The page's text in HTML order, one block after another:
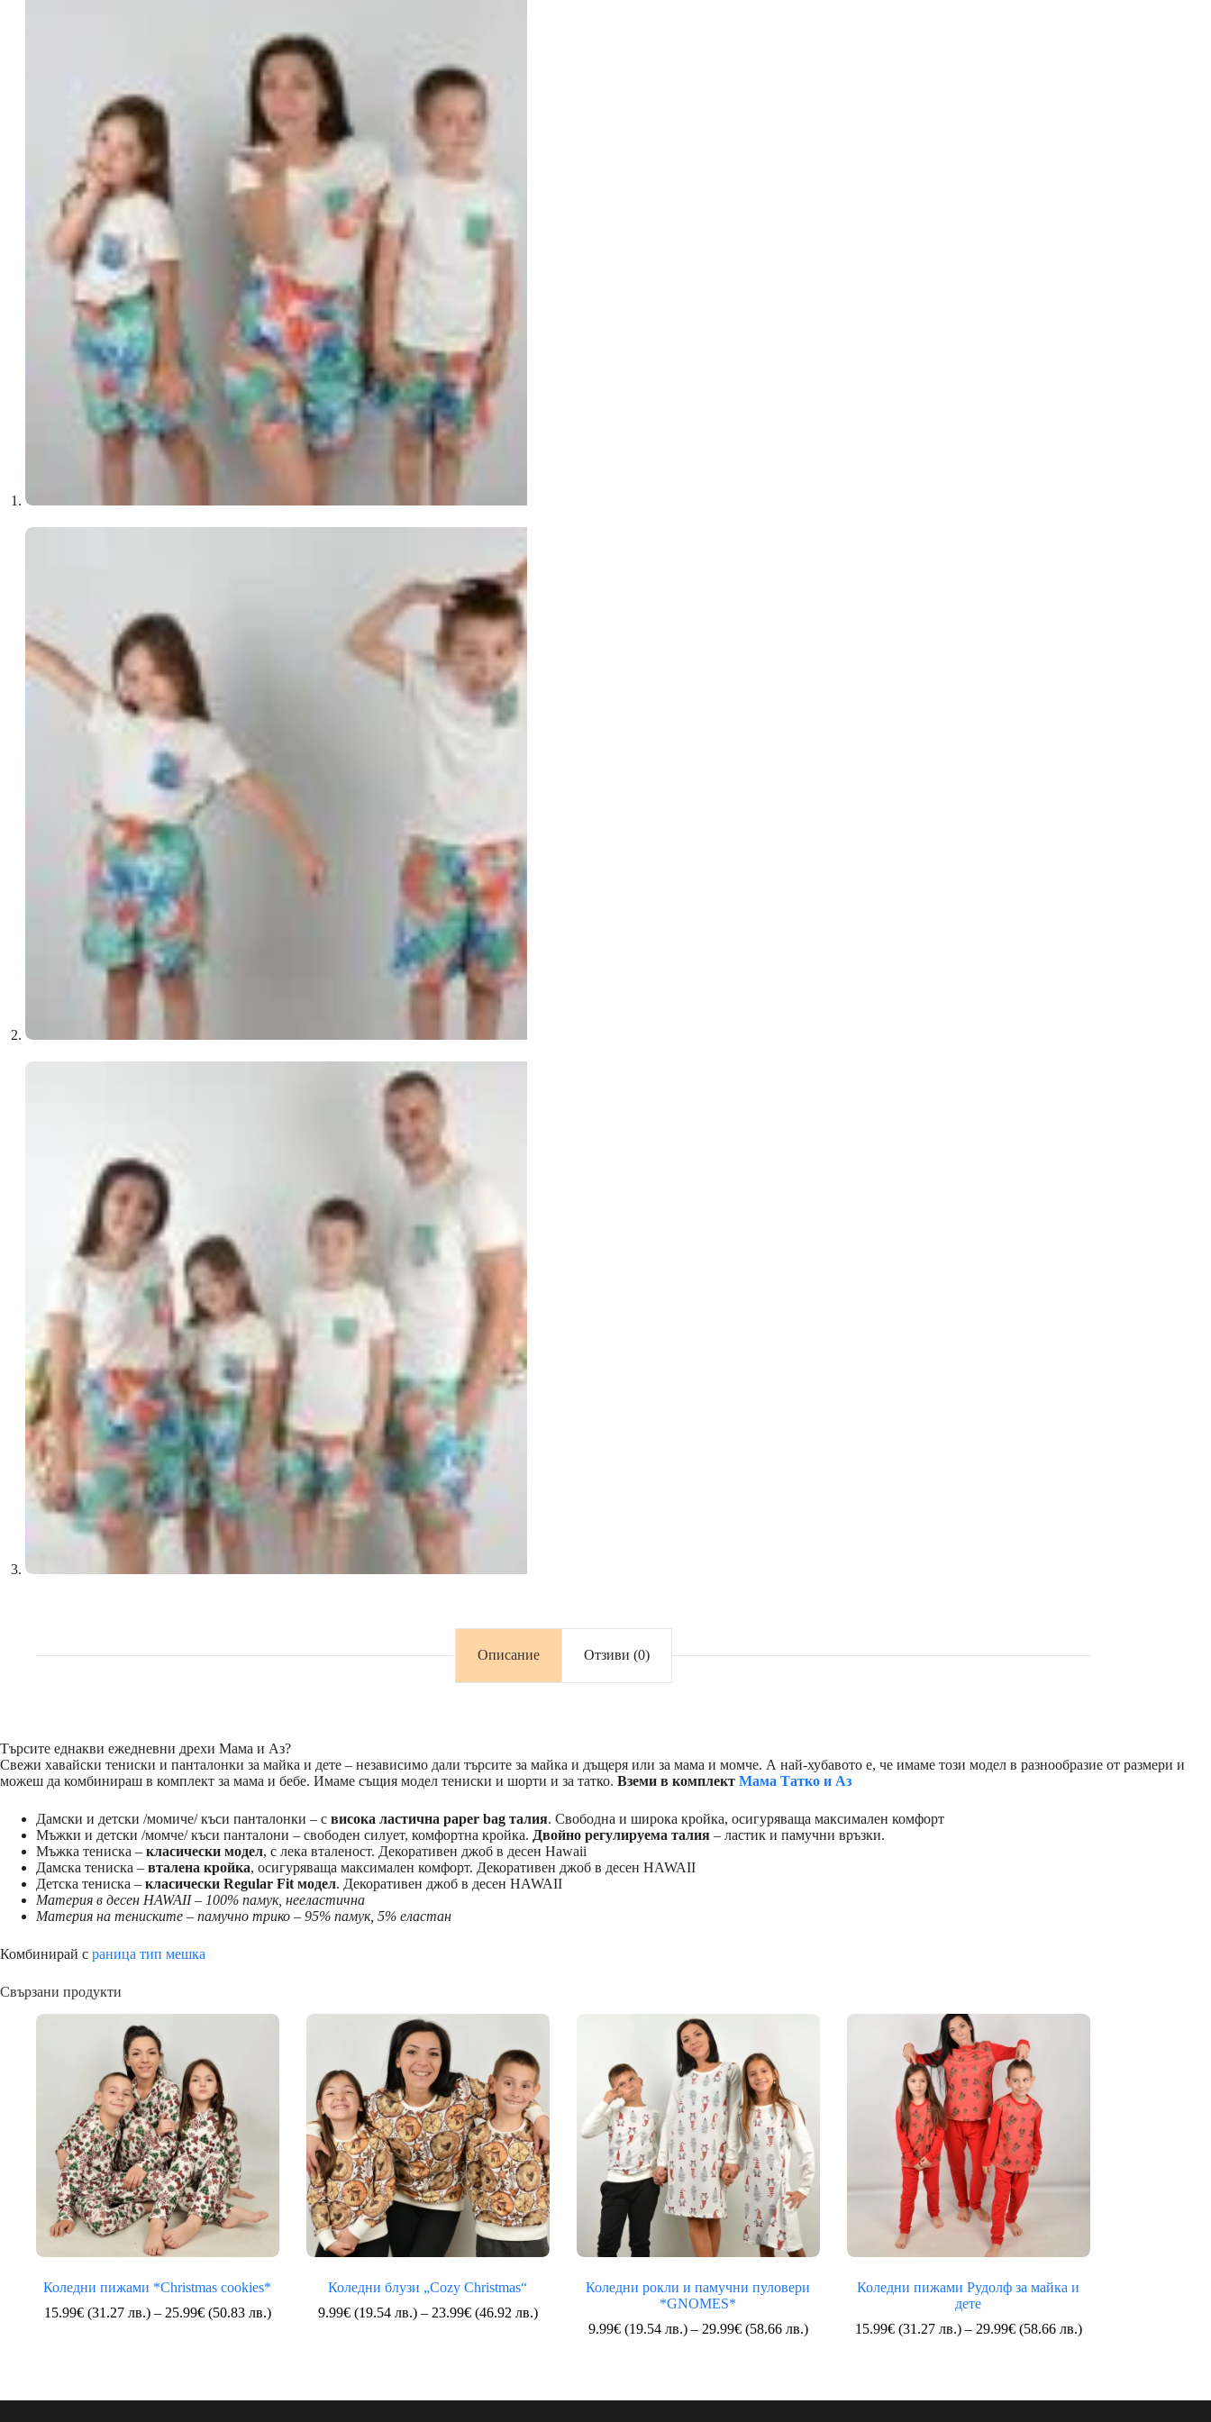
Описание Отзиви (0)
Търсите еднакви ежедневни дрехи Мама и Аз?
Свежи хавайски тениски и панталонки за майка и дете – независимо дали търсите за майка и дъщеря или за мама и момче. А най-хубавото е, че имаме този модел в разнообразие от размери и
можеш да комбинираш в комплект за мама и бебе. Имаме същия модел тениски и шорти и за татко. Вземи в комплект Мама Татко и Аз
Дамски и детски /момиче/ къси панталонки – с висока ластична paper bag талия. Свободна и широка кройка, осигуряваща максимален комфорт
Мъжки и детски /момче/ къси панталони – свободен силует, комфортна кройка. Двойно регулируема талия – ластик и памучни връзки.
Мъжка тениска – класически модел, с лека вталеност. Декоративен джоб в десен Hawaii
Дамска тениска – вталена кройка, осигуряваща максимален комфорт. Декоративен джоб в десен HAWAII
Детска тениска – класически Regular Fit модел. Декоративен джоб в десен HAWAII
Материя в десен HAWAII – 100% памук, нееластична
Материя на тениските – памучно трико – 95% памук, 5% еластан
Комбинирай с раница тип мешка
Свързани продукти
Коледни пижами *Christmas cookies*
15.99€(31.27 лв.) – 25.99€(50.83 лв.)Price
Коледни блузи „Cozy Christmas“
9.99€(19.54 лв.) – 23.99€(46.92 лв.)Price
Коледни рокли и памучни пуловери
*GNOMES*
9.99€(19.54 лв.) – 29.99€(58.66 лв.)Price
Коледни пижами Рудолф за майка и
дете
15.99€(31.27 лв.) – 29.99€(58.66 лв.)Price